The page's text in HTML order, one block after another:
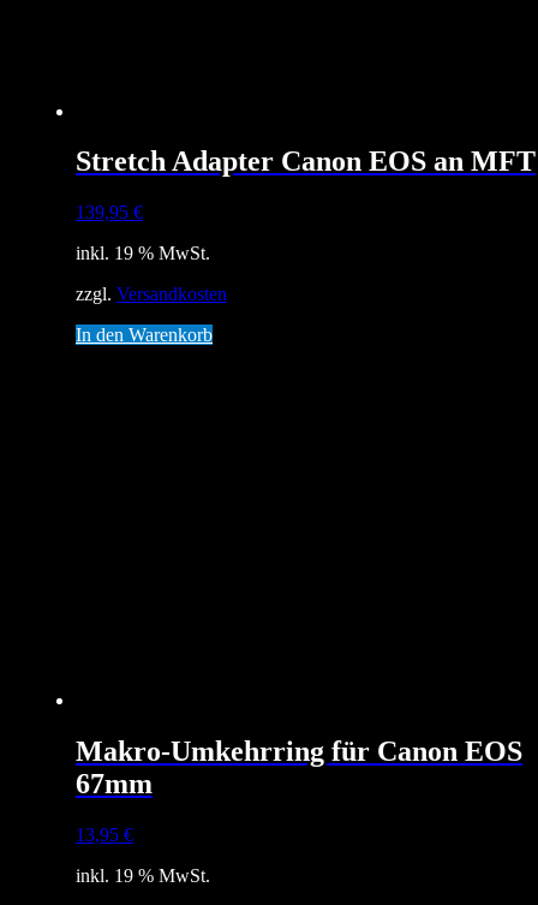
Stretch Adapter Canon EOS an MFT
139,95 €
inkl. 19 % MwSt.
zzgl. Versandkosten
In den Warenkorb
Makro-Umkehrring für Canon EOS
67mm
13,95 €
inkl. 19 % MwSt.